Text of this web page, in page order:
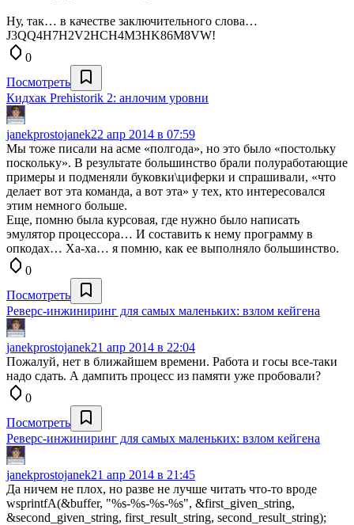
Ну, так… в качестве заключительного слова…
J3QQ4H7H2V2HCH4M3HK86M8VW!
0
Посмотреть
Кидхак Prehistorik 2: анлочим уровни
janekprostojanek22 апр 2014 в 07:59
Мы тоже писали на асме «полгода», но это было «постольку
поскольку». В результате большинство брали полуработающие
примеры и подменяли буковки\циферки и спрашивали, «что
делает вот эта команда, а вот эта» у тех, кто интересовался
этим немного больше.
Еще, помню была курсовая, где нужно было написать
эмулятор процессора… И составить к нему программу в
опкодах… Ха-ха… я помню, как ее выполняло большинство.
0
Посмотреть
Реверс-инжиниринг для самых маленьких: взлом кейгена
janekprostojanek21 апр 2014 в 22:04
Пожалуй, нет в ближайшем времени. Работа и госы все-таки
надо сдать. А дампить процесс из памяти уже пробовали?
0
Посмотреть
Реверс-инжиниринг для самых маленьких: взлом кейгена
janekprostojanek21 апр 2014 в 21:45
Да ничем не плох, но разве не лучше читать что-то вроде
wsprintfA(&buffer, "%s-%s-%s-%s", &first_given_string,
&second_given_string, first_result_string, second_result_string);